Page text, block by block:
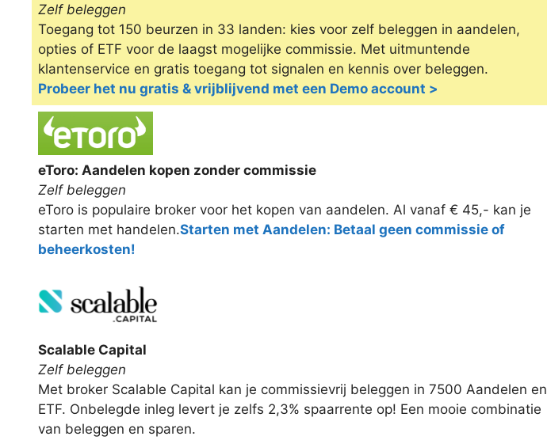
Zelf beleggen
Toegang tot 150 beurzen in 33 landen: kies voor zelf beleggen in aandelen,
opties of ETF voor de laagst mogelijke commissie. Met uitmuntende
klantenservice en gratis toegang tot signalen en kennis over beleggen.
Probeer het nu gratis & vrijblijvend met een Demo account >
eToro: Aandelen kopen zonder commissie
Zelf beleggen
eToro is populaire broker voor het kopen van aandelen. Al vanaf € 45,- kan je
starten met handelen.Starten met Aandelen: Betaal geen commissie of
beheerkosten!
Scalable Capital
Zelf beleggen
Met broker Scalable Capital kan je commissievrij beleggen in 7500 Aandelen en
ETF. Onbelegde inleg levert je zelfs 2,3% spaarrente op! Een mooie combinatie
van beleggen en sparen.